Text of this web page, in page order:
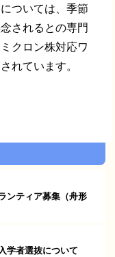
ついては、季節
されるとの専門
クロン株対応ワ
れています。
ンティア募集（舟形
学者選抜について